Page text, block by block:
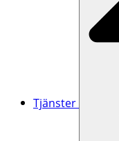
Tjänster